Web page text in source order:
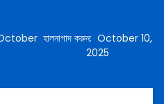
হালনাগাদ করুন:October 10,
2025